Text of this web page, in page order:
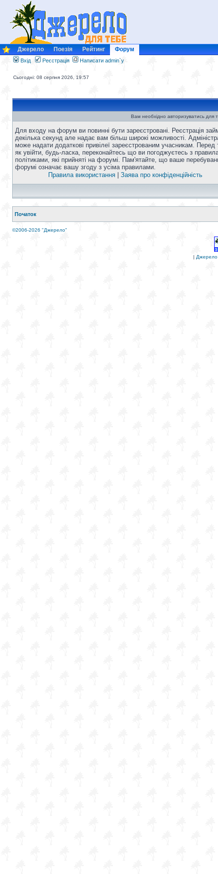
Джерело Поезія Рейтинг Форум
Вхід Реєстрація Написати admin`у
Сьогодні: 08 серпня 2026, 19:57
Вам необхідно авторизуватись для
Для входу на форум ви повинні бути зареєстровані. Реєстрація
декілька секунд але надає вам більш широкі можливості.
може надати додаткові привілеї зареєстрованим учасникам. Перед
як увійти, будь-ласка, переконайтесь що ви погоджуєтесь з
політиками, які прийняті на форумі. Пам'ятайте, що ваше
форумі означає вашу згоду з усіма правилами.
Правила використання
Заява про конфіденційність
Початок
©2006-2026 "Джерело"
| Джерело